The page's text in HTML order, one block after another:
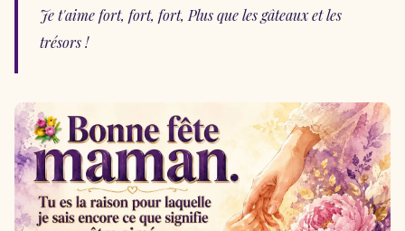
Je t'aime fort, fort, fort, Plus que les gâteaux et les
trésors !